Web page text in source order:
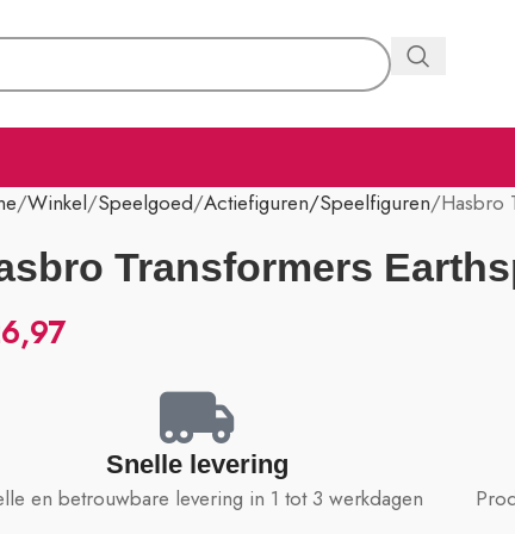
Winkel Speelgoed Actiefiguren/Speelfiguren Hasbro
Transformers
Snelle levering
en betrouwbare levering in 1 tot 3 werkdagen